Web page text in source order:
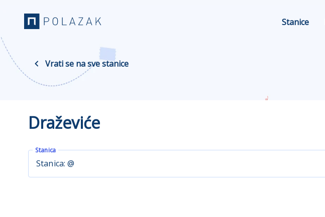
Stanice
Vrati se na sve stanice
Draževiće
Stanica
Stanica: @